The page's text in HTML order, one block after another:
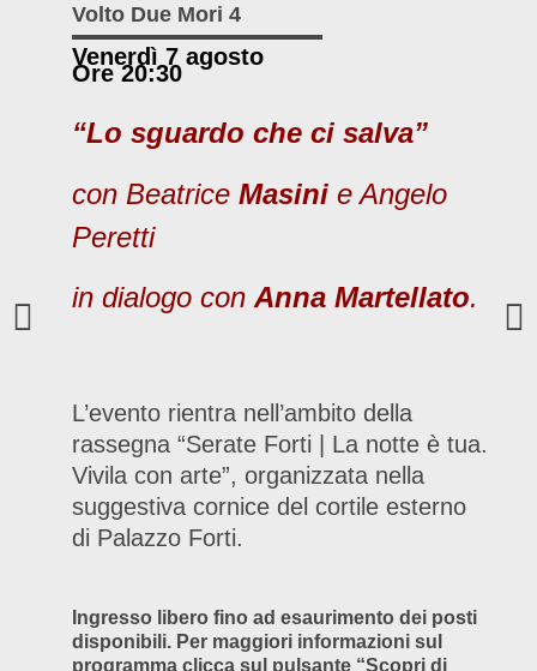
Volto Due Mori 4
Venerdì 7 agosto
Ore 20:30
“Lo sguardo che ci salva”
con Beatrice Masini e Angelo
Peretti
in dialogo con Anna Martellato.
L’evento rientra nell’ambito della
rassegna “Serate Forti | La notte è tua.
Vivila con arte”, organizzata nella
suggestiva cornice del cortile esterno
di Palazzo Forti.
Ingresso libero fino ad esaurimento dei posti
disponibili. Per maggiori informazioni sul
programma clicca sul pulsante “Scopri di